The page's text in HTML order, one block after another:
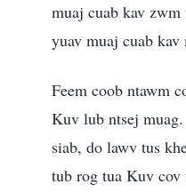
muaj cuab kav
yuav muaj cuab
Feem coob ntawm
Kuv lub ntsej
siab, do lawv tus
tub rog tua Kuv